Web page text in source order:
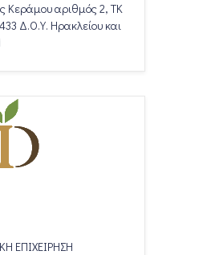
Κεράμου αριθμός 2, ΤΚ
Δ.Ο.Υ. Ηρακλείου και
ΕΠΙΧΕΙΡΗΣΗ